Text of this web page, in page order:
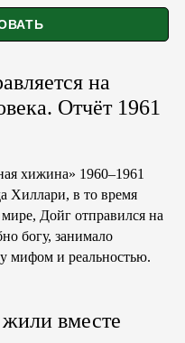
на
Отчёт 1961
хижина» 1960–1961
Хиллари, в то время
Дойг отправился на
богу, занимало
мифом и реальностью.
вместе